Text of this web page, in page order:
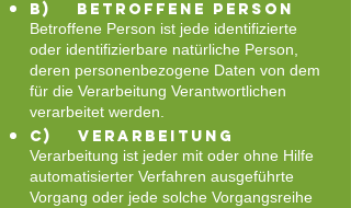
b) betroffene Person
Betroffene Person ist jede identifizierte
oder identifizierbare natürliche Person,
deren personenbezogene Daten von dem
für die Verarbeitung Verantwortlichen
verarbeitet werden.
c) Verarbeitung
Verarbeitung ist jeder mit oder ohne Hilfe
automatisierter Verfahren ausgeführte
Vorgang oder jede solche Vorgangsreihe